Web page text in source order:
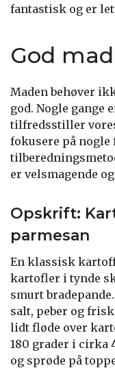
fantastisk og er
God
Maden behøver
god. Nogle gange
tilfredsstiller
fokusere på
er velsmagende
Opskrift:
parmesan
En klassisk
kartofler i tynde
smurt
salt, peber og
lidt fløde over
180 grader i cirka
og sprøde på